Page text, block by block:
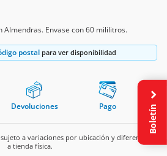
Almendras. Envase con 60 mililitros.
postal para ver disponibilidad
Devoluciones Pago
, sujeto a variaciones por ubicación y diferente
a tienda física.
Boletín